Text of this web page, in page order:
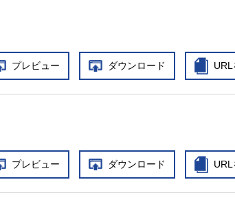
プレビュー ダウンロード
プレビュー ダウンロード